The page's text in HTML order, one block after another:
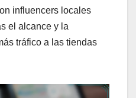
influencers locales
el alcance y la
tráfico a las tiendas